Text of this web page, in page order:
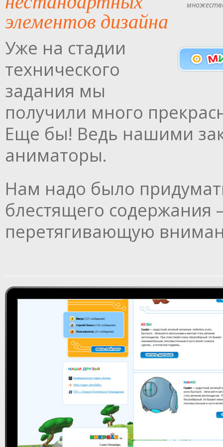
элементов дизайна
Уже на стадии
технического
задания мы
получили много
Еще бы! Ведь нашими
аниматоры.
Нам надо было
блестящего
перетягивающую